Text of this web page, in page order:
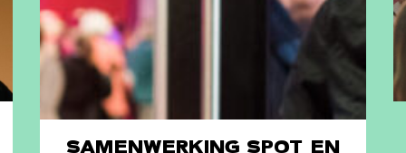
SAMENWERKING SPOT EN